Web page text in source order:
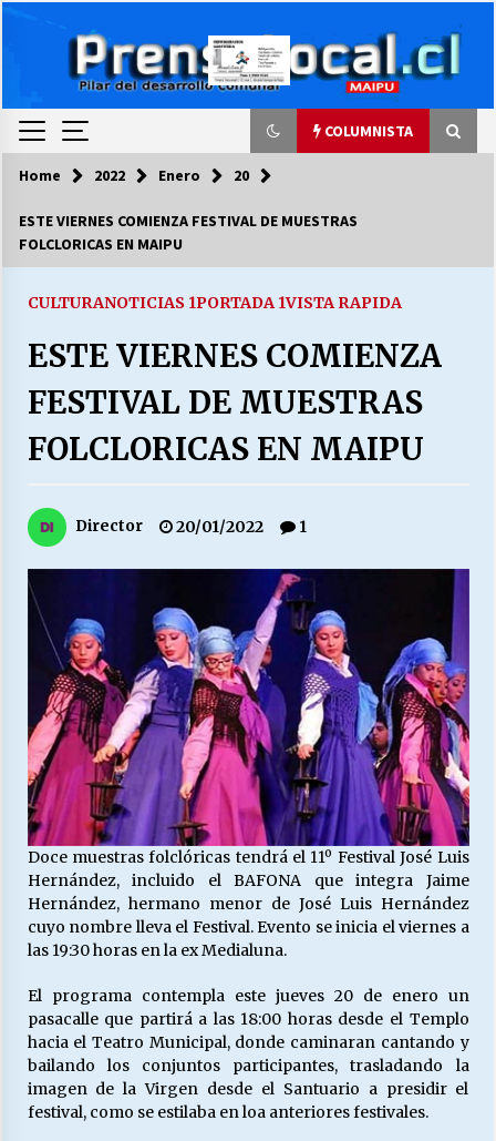
COLUMNISTA
COLUMNISTA
03/08/2026
LA DC POR SIEMPRE.RECORDANDO 69 AÑOS DE
28/07/2026
“ORGULLOSOS DE SER DC” SALUDA EL
Escuela hospitalaria El Carmen de Maipu.
25/06/2026
¿Qué habrían dicho?
23/06/2026
VOLVER A SER ALTERNATIVA
16/06/2026
28/05/2026
Releyendo la Rerum Novarum a 135 años. “La
cuestión social hoy”.
16/05/2026
Home 2022 Enero 20
ESTE VIERNES COMIENZA FESTIVAL DE MUESTRAS
FOLCLORICAS EN MAIPU
CULTURANOTICIAS 1PORTADA 1VISTA RAPIDA
ESTE VIERNES COMIENZA
FESTIVAL DE MUESTRAS
FOLCLORICAS EN MAIPU
Director 20/01/2022 1
Doce muestras folclóricas tendrá el 11º Festival José Luis
Hernández, incluido el BAFONA que integra Jaime
Hernández, hermano menor de José Luis Hernández
cuyo nombre lleva el Festival. Evento se inicia el viernes a
las 19:30 horas en la ex Medialuna.
El programa contempla este jueves 20 de enero un
pasacalle que partirá a las 18:00 horas desde el Templo
hacia el Teatro Municipal, donde caminaran cantando y
bailando los conjuntos participantes, trasladando la
imagen de la Virgen desde el Santuario a presidir el
festival, como se estilaba en loa anteriores festivales.